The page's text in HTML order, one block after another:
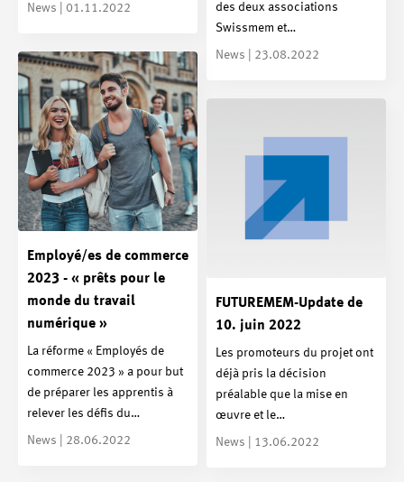
News | 01.11.2022
des deux associations
Swissmem et…
News | 23.08.2022
Employé/es de commerce
2023 - « prêts pour le
monde du travail
numérique »
La réforme « Employés de
commerce 2023 » a pour but
de préparer les apprentis à
relever les défis du…
News | 28.06.2022
FUTUREMEM-Update de
10. juin 2022
Les promoteurs du projet ont
déjà pris la décision
préalable que la mise en
œuvre et le…
News | 13.06.2022